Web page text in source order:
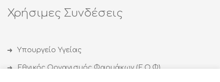
Χρήσιμες Συνδέσεις
Υπουργείο Υγείας
Εθνικός Οργανισμός Φαρμάκων (Ε.Ο.Φ)